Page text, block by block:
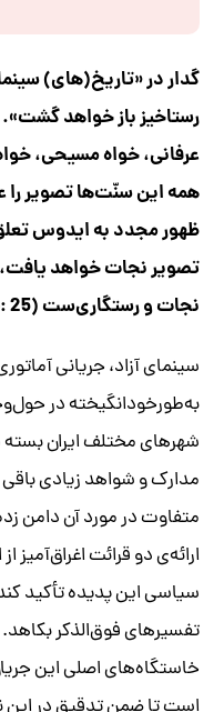
گدار در «تاریخ(های)
رستاخیز باز خواهد گشت».
عرفانی، خواه مسیحی،
همه‌ این سنّت‌ها تصویر را
ظهور مجدد به ایدوس
تصویر نجات خواهد
نجات و رستگاری‌ست (Agamben, 2014: 25).
سینمای آزاد، جریانی
شهرهای مختلف ایران بسته
مدارک و شواهد زیادی
متفاوت در مورد آن دامن
ارائه‌ی دو قرائت اغراق‌آمیز
سیاسی این پدیده تأکید
تفسیرهای فوق‌الذکر
خاستگاه‌های اصلی این